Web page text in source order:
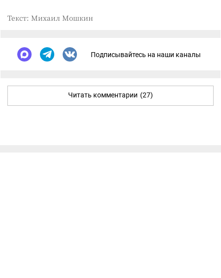
Текст: Михаил Мошкин
Подписывайтесь на наши каналы
Читать комментарии (27)